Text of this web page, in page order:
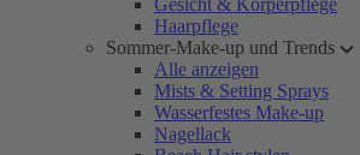
Gesicht & Körperpflege
Haarpflege
Sommer-Make-up und Trends
Alle anzeigen
Mists & Setting Sprays
Wasserfestes Make-up
Nagellack